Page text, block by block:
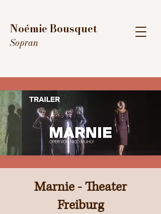
Noémie Bousquet
Sopran
Marnie - Theater
Freiburg